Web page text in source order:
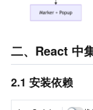
二、React 中
2.1 安装依赖